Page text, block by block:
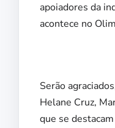
apoiadores da
acontece no
Serão
Helane Cruz,
que se